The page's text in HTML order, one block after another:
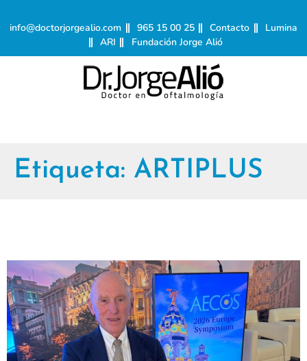
info@doctorjorgealio.com 965 15 00 25 Contacto
Lumina
ARI
Fundación Jorge Alió
Etiqueta: ARTIPLUS